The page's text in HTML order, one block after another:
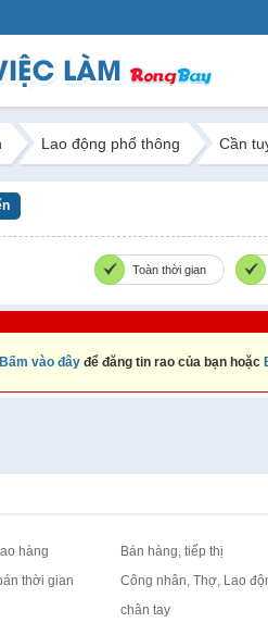
Lao động phổ thông Cần
Toàn thời gian
Bấm vào đây để đăng tin rao của bạn hoặc
hàng Bán hàng, tiếp thị
thời gian
Công nhân, Thợ, Lao
chân tay